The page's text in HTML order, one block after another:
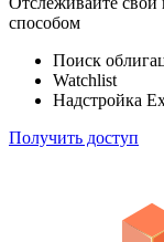
способом
Поиск
Watchlist
Надстройка
Получить доступ